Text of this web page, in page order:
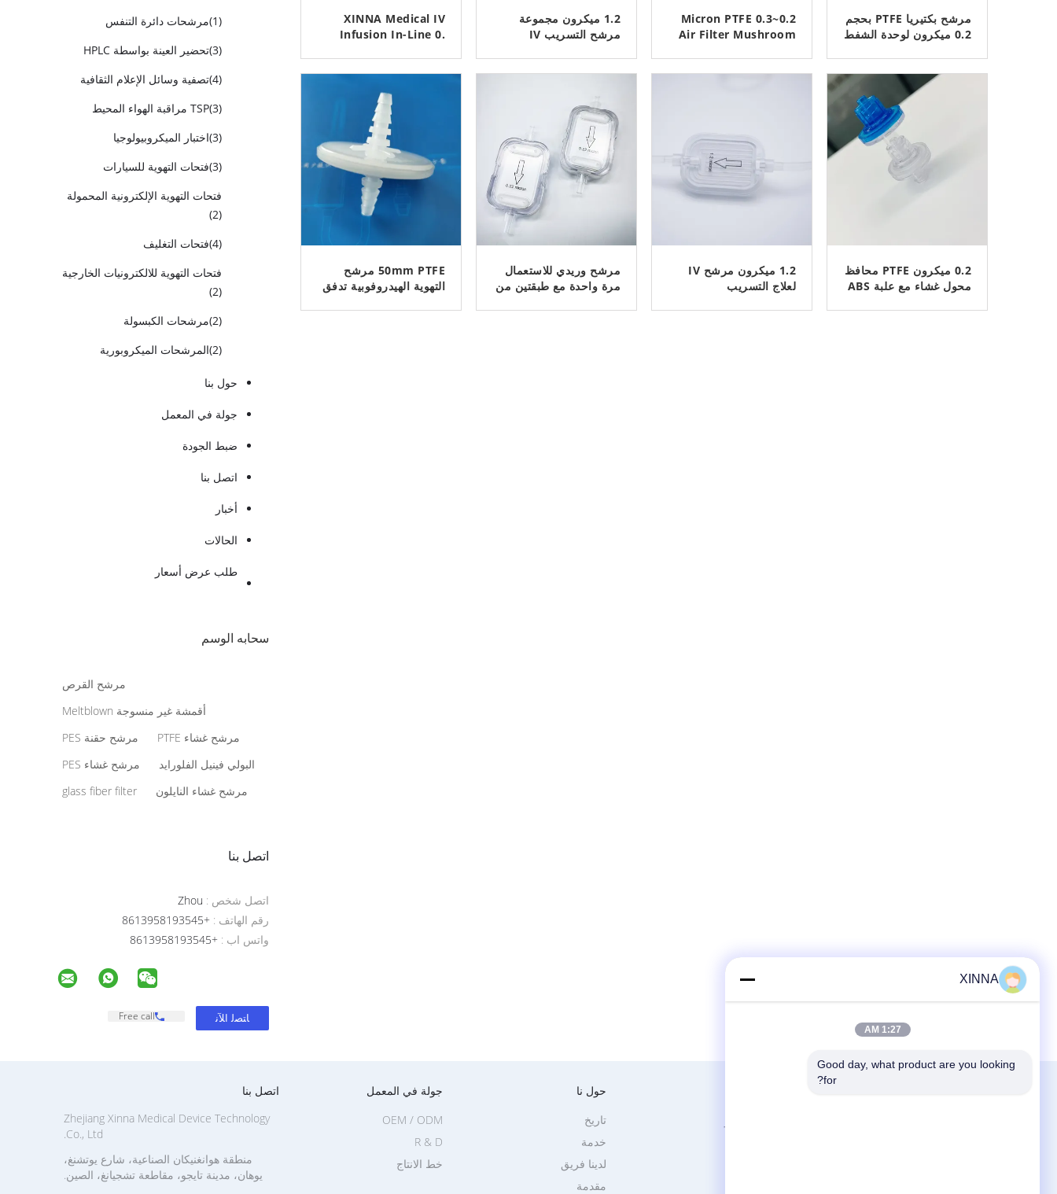
مرشحات دائرة التنفس
(1)
تحضير العينة بواسطة HPLC
(3)
تصفية وسائل الإعلام الثقافية
(4)
TSP مراقبة الهواء المحيط
(3)
اختبار الميكروبيولوجيا
(3)
فتحات التهوية للسيارات
(3)
فتحات التهوية الإلكترونية المحمولة
(2)
فتحات التغليف
(4)
فتحات التهوية للالكترونيات الخارجية
(2)
مرشحات الكبسولة
(2)
المرشحات الميكروبورية
(2)
حول بنا
جولة في المعمل
ضبط الجودة
اتصل بنا
أخبار
الحالات
طلب عرض أسعار
سحابه الوسم
مرشح القرص
أقمشة غير منسوجة Meltblown
مرشح حقنة PES
مرشح غشاء PTFE
مرشح غشاء PES
البولي فينيل الفلورايد
glass fiber filter
مرشح غشاء النايلون
اتصل بنا
اتصل شخص :
رقم الهاتف : +8613958193545
واتس اب : +8613958193545
Free call
XINNA Medical IV
Infusion In-Line 0.
ﺎﺘﺼﻟ ﺍﻶﻧ
1.2 ميكرون مجموعة
مرشح التسريب IV
ﺎﺘﺼﻟ ﺍﻶﻧ
0.2~0.3 Micron PTFE
Air Filter Mushroom
ﺎﺘﺼﻟ ﺍﻶﻧ
مرشح بكتيريا PTFE بحجم
0.2 ميكرون لوحدة الشفط
ﺎﺘﺼﻟ ﺍﻶﻧ
50mm PTFE مرشح
التهوية الهيدروفوبية تدفق
مرشح وريدي للاستعمال
مرة واحدة مع طبقتين من
1.2 ميكرون مرشح IV
لعلاج التسريب
0.2 ميكرون PTFE محافظ
محول غشاء مع علبة ABS
حول نا
مقدمة
تاريخ
خدمة
لدينا فريق
جولة في المعمل
خط الانتاج
OEM / ODM
R & D
اتصل بنا
Zhejiang Xinna Medical Device Technology
Co., Ltd.
منطقة هوانغنيكان الصناعية، شارع يوتشنغ،
يوهان، مدينة تايجو، مقاطعة تشجيانغ، الصين.
XINNA
1:27 AM
Good day, what product are you looking
for?